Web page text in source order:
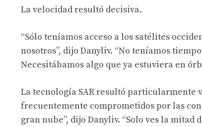
La velocidad resultó decisiva.
“Sólo teníamos acceso a los satélites
nosotros”, dijo Danyliv. “No teníamos
Necesitábamos algo que ya estuviera en
La tecnología SAR resultó particularmente
frecuentemente comprometidos por las
gran nube”, dijo Danyliv. “Solo ves la mitad